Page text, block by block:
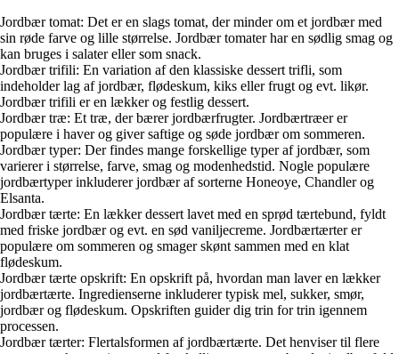
Jordbær tomat: Det er en slags tomat, der minder om et jordbær med
sin røde farve og lille størrelse. Jordbær tomater har en sødlig smag og
kan bruges i salater eller som snack.
Jordbær trifili: En variation af den klassiske dessert trifli, som
indeholder lag af jordbær, flødeskum, kiks eller frugt og evt. likør.
Jordbær trifili er en lækker og festlig dessert.
Jordbær træ: Et træ, der bærer jordbærfrugter. Jordbærtræer er
populære i haver og giver saftige og søde jordbær om sommeren.
Jordbær typer: Der findes mange forskellige typer af jordbær, som
varierer i størrelse, farve, smag og modenhedstid. Nogle populære
jordbærtyper inkluderer jordbær af sorterne Honeoye, Chandler og
Elsanta.
Jordbær tærte: En lækker dessert lavet med en sprød tærtebund, fyldt
med friske jordbær og evt. en sød vaniljecreme. Jordbærtærter er
populære om sommeren og smager skønt sammen med en klat
flødeskum.
Jordbær tærte opskrift: En opskrift på, hvordan man laver en lækker
jordbærtærte. Ingredienserne inkluderer typisk mel, sukker, smør,
jordbær og flødeskum. Opskriften guider dig trin for trin igennem
processen.
Jordbær tærter: Flertalsformen af jordbærtærte. Det henviser til flere